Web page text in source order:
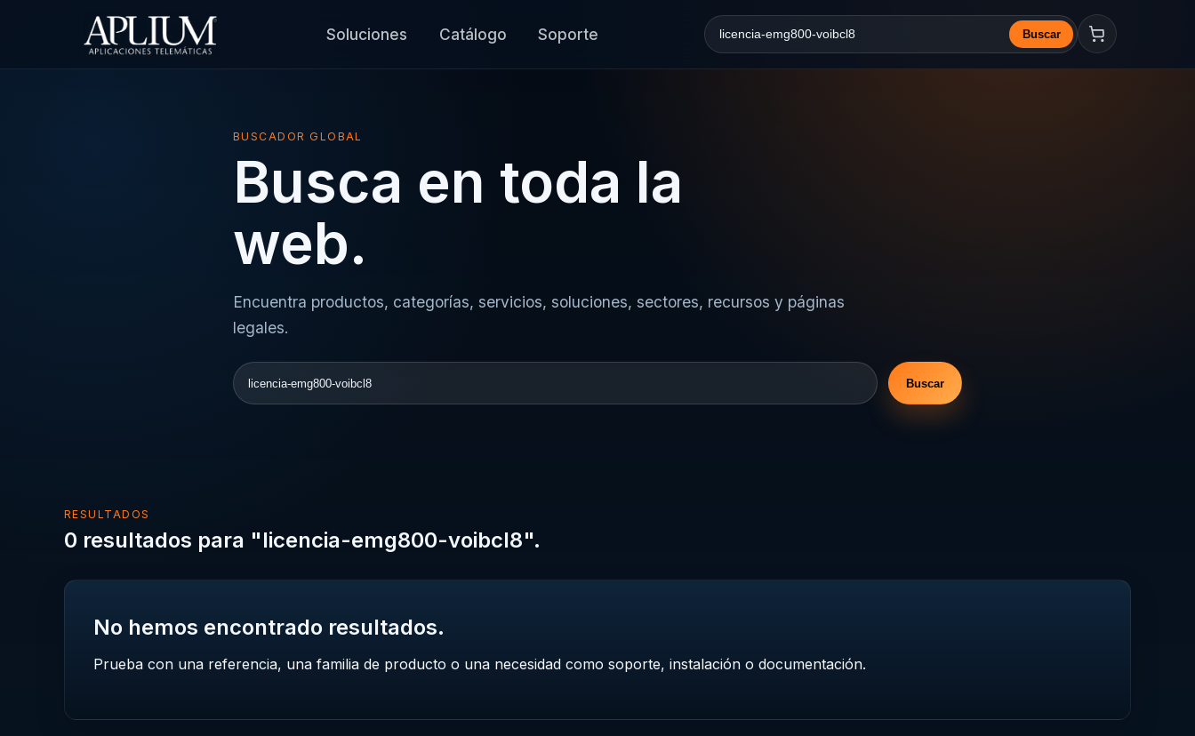
Soluciones Catálogo Soporte Buscar en la web Buscar
BUSCADOR GLOBAL
Busca en toda la
web.
Encuentra productos, categorías, servicios, soluciones, sectores, recursos y páginas
legales.
Buscar
Buscar
RESULTADOS
0 resultados para "licencia-emg800-voibcl8".
No hemos encontrado resultados.
Prueba con una referencia, una familia de producto o una necesidad como soporte, instalación o documentación.